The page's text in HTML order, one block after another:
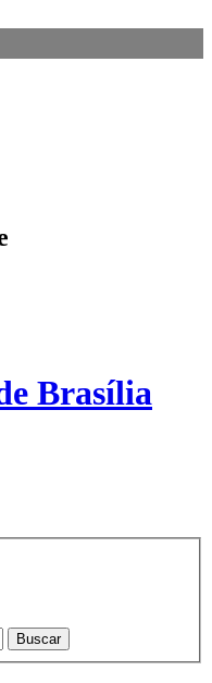
Brasília
Buscar